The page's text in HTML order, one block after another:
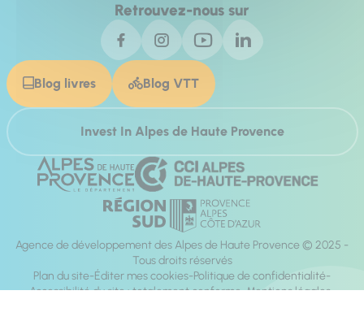
Retrouvez-nous sur
Blog livres Blog VTT
Invest In Alpes de Haute Provence
Agence de développement des Alpes de Haute Provence © 2025 -
Tous droits réservés
Plan du site Éditer mes cookies Politique de confidentialité
Accessibilité du site : totalement conforme Mentions légales